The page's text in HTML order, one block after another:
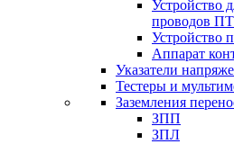
Устройство
проводов
Устройство
Аппарат
Указатели
Тестеры и
Заземления
ЗПП
ЗПЛ